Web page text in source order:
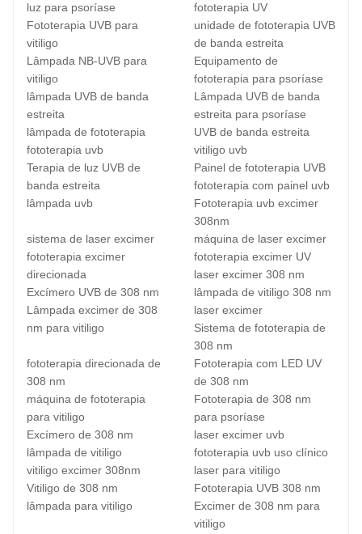
luz para psoríase
fototerapia UV
Fototerapia UVB para
vitiligo
unidade de fototerapia UVB
de banda estreita
Lâmpada NB-UVB para
vitiligo
Equipamento de
fototerapia para psoríase
lâmpada UVB de banda
estreita
Lâmpada UVB de banda
estreita para psoríase
lâmpada de fototerapia
UVB de banda estreita
fototerapia uvb
vitiligo uvb
Terapia de luz UVB de
banda estreita
Painel de fototerapia UVB
fototerapia com painel uvb
lâmpada uvb
Fototerapia uvb excimer
308nm
sistema de laser excimer
máquina de laser excimer
fototerapia excimer
direcionada
fototerapia excimer UV
laser excimer 308 nm
Excímero UVB de 308 nm
lâmpada de vitiligo 308 nm
Lâmpada excimer de 308
nm para vitiligo
laser excimer
Sistema de fototerapia de
308 nm
fototerapia direcionada de
308 nm
Fototerapia com LED UV
de 308 nm
máquina de fototerapia
para vitiligo
Fototerapia de 308 nm
para psoríase
Excímero de 308 nm
laser excimer uvb
lâmpada de vitiligo
fototerapia uvb uso clínico
vitiligo excimer 308nm
laser para vitiligo
Vitiligo de 308 nm
Fototerapia UVB 308 nm
lâmpada para vitiligo
Excimer de 308 nm para
vitiligo